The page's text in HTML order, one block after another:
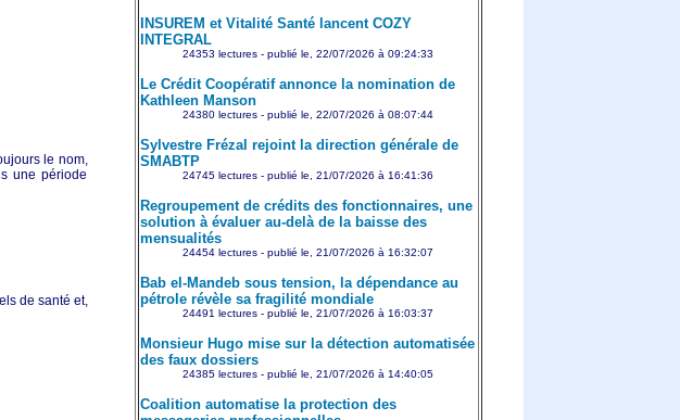
le nom,
une période
de santé et,
INSUREM et Vitalité Santé lancent COZY
INTEGRAL
24353 lectures - publié le, 22/07/2026 à 09:24:33
Le Crédit Coopératif annonce la nomination de
Kathleen Manson
24380 lectures - publié le, 22/07/2026 à 08:07:44
Sylvestre Frézal rejoint la direction générale de
SMABTP
24745 lectures - publié le, 21/07/2026 à 16:41:36
Regroupement de crédits des fonctionnaires, une
solution à évaluer au-delà de la baisse des
mensualités
24454 lectures - publié le, 21/07/2026 à 16:32:07
Bab el-Mandeb sous tension, la dépendance au
pétrole révèle sa fragilité mondiale
24491 lectures - publié le, 21/07/2026 à 16:03:37
Monsieur Hugo mise sur la détection automatisée
des faux dossiers
24385 lectures - publié le, 21/07/2026 à 14:40:05
Coalition automatise la protection des